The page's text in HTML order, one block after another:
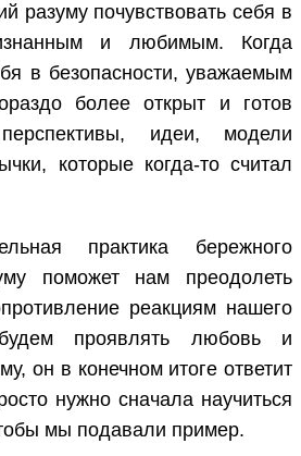
разуму почувствовать себя в
и любимым. Когда
в безопасности, уважаемым
более открыт и готов
идеи, модели
которые когда-то считал
практика бережного
поможет нам преодолеть
реакциям нашего
проявлять любовь и
он в конечном итоге ответит
нужно сначала научиться
мы подавали пример.